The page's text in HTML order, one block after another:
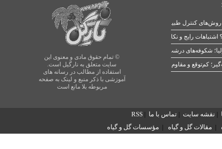
© تمام حقوق مادی و معنوی این
سایت متعلق به نارگیل است.
استفاده از مطالب در رسانه های
آموزشی با ذکر منبع و لینک به صفحه
مربوطه بلا مانع است
رایج و نکات طلایی
شکوفه‌های درشت در بهار
| نقشه سایت | تماس با ما |
RSS
| مقالات گل و گیاه | مؤسسات گل و گیاه